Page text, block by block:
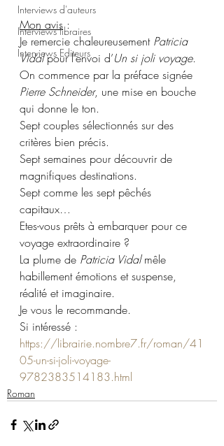
Interviews d'auteurs
Interviews libraires
Interviews Editeurs
Mon avis :
Je remercie chaleureusement Patricia
Vidal pour l’envoi d’Un si joli voyage.
On commence par la préface signée
Pierre Schneider, une mise en bouche
qui donne le ton.
Sept couples sélectionnés sur des
critères bien précis.
Sept semaines pour découvrir de
magnifiques destinations.
Sept comme les sept pêchés
capitaux…
Etes-vous prêts à embarquer pour ce
voyage extraordinaire ?
La plume de Patricia Vidal mêle
habillement émotions et suspense,
réalité et imaginaire.
Je vous le recommande.
Si intéressé :
https://librairie.nombre7.fr/roman/41
05-un-si-joli-voyage-
9782383514183.html
Roman